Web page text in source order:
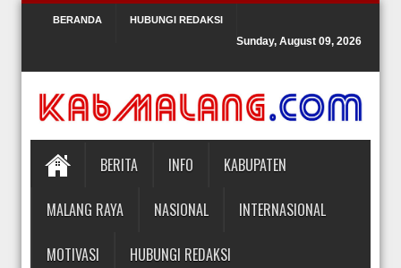
BERANDA HUBUNGI REDAKSI
Sunday, August 09, 2026
BERITA INFO KABUPATEN
MALANG RAYA NASIONAL INTERNASIONAL
MOTIVASI HUBUNGI REDAKSI